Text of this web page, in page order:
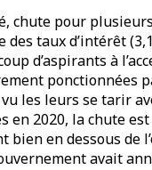
chute pour
taux d’intérêt
d’aspirants à
ponctionnées
les leurs se tarir
en 2020, la chute
bien en dessous de
avait